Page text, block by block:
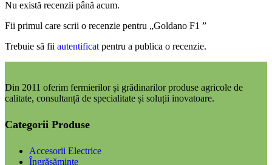
Nu există recenzii până acum.
Fii primul care scrii o recenzie pentru „Goldano F1 ”
Trebuie să fii autentificat pentru a publica o recenzie.
Din 2011 oferim fermierilor și grădinarilor produse agricole de
calitate, consultanță de specialitate și soluții inovatoare.
Categorii Produse
Accesorii Electrice
Îngrășăminte